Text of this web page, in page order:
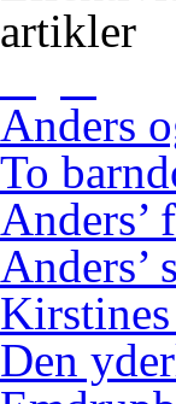
artikler
Anders
To
Anders’
Anders’
Den